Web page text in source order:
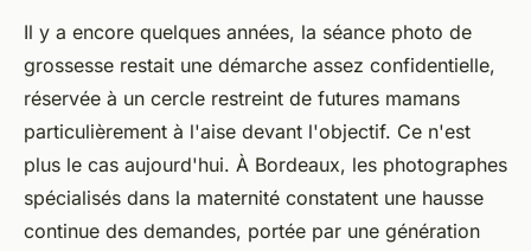
Il y a encore quelques années, la séance photo de
grossesse restait une démarche assez confidentielle,
réservée à un cercle restreint de futures mamans
particulièrement à l'aise devant l'objectif. Ce n'est
plus le cas aujourd'hui. À Bordeaux, les photographes
spécialisés dans la maternité constatent une hausse
continue des demandes, portée par une génération